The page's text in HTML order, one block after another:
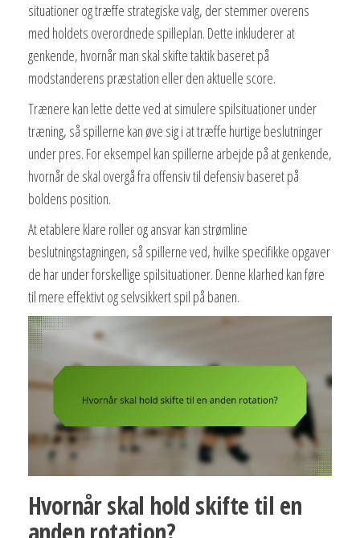
situationer og træffe strategiske valg, der stemmer overens
med holdets overordnede spilleplan. Dette inkluderer at
genkende, hvornår man skal skifte taktik baseret på
modstanderens præstation eller den aktuelle score.
Trænere kan lette dette ved at simulere spilsituationer under
træning, så spillerne kan øve sig i at træffe hurtige beslutninger
under pres. For eksempel kan spillerne arbejde på at genkende,
hvornår de skal overgå fra offensiv til defensiv baseret på
boldens position.
At etablere klare roller og ansvar kan strømline
beslutningstagningen, så spillerne ved, hvilke specifikke opgaver
de har under forskellige spilsituationer. Denne klarhed kan føre
til mere effektivt og selvsikkert spil på banen.
Hvornår skal hold skifte til en